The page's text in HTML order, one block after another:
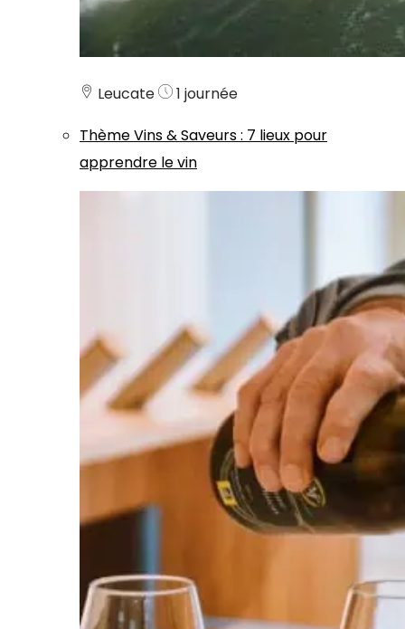
Leucate
1 journée
ThèmeVins & Saveurs: 7 lieux pour
apprendre le vin